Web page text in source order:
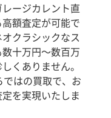
ージカレント直
額査定が可能で
クラシックなス
十万円～数百万
くありません。
はの買取で、お
を実現いたしま